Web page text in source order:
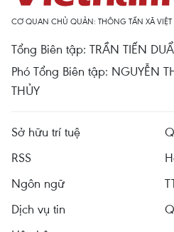
CƠ QUAN CHỦ QUẢN: THÔNG TẤN XÃ
Tổng Biên tập: TRẦN TIẾN
Phó Tổng Biên tập: NGUYỄN
THỦY
Sở hữu trí tuệ
RSS
Ngôn ngữ
Dịch vụ tin